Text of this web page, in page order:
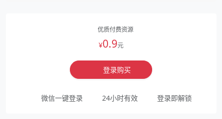
优质付费资源
¥0.9元
登录购买
微信一键登录 24小时有效 登录即解锁